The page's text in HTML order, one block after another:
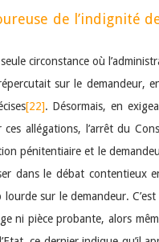
de l’indignité
circonstance où
sur le demandeur,
[22]. Désormais, en
allégations, l’arrêt du
pénitentiaire et le
dans le débat contentieux
sur le demandeur.
ni pièce probante, alors